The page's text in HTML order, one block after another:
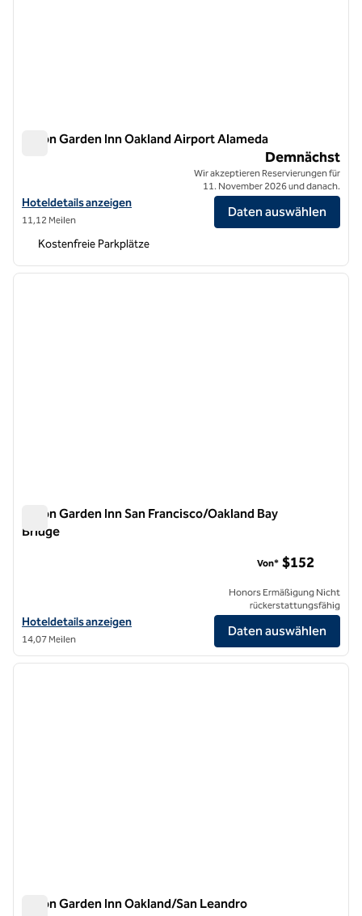
Hilton Garden Inn Oakland Airport Alameda
Hoteldetails für das Hilton Garden Inn Oakland Airport Alameda
Hoteldetails anzeigen
11,12 Meilen
Demnächst
Wir akzeptieren Reservierungen für
11. November 2026 und danach.
Daten auswählen
Kostenfreie Parkplätze
1 von 12
Hilton Garden Inn San Francisco/Oakland Bay
Bridge
Hoteldetails für das Hilton Garden Inn San Francisco/Oakland Bay
Hoteldetails anzeigen
14,07 Meilen
Von* $152
Honors Ermäßigung Nicht
rückerstattungsfähig
Daten auswählen
1/12
1 von 12
Hilton Garden Inn Oakland/San Leandro